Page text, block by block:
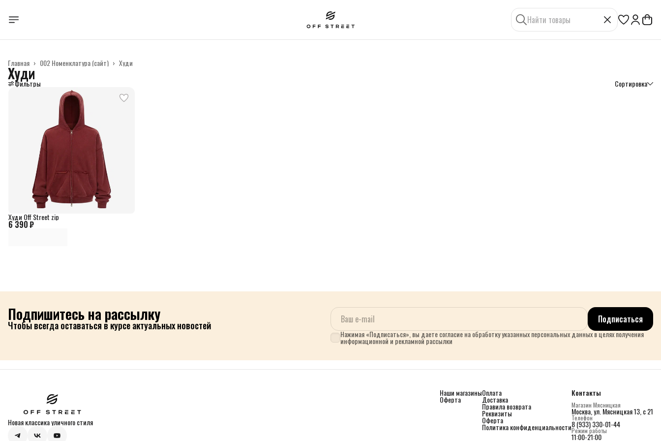
Худи
002 Номенклатура (сайт) ›
Главная ›
Худи
Фильтры Сортировка
6 390 ₽
Худи Off Street zip
Подпишитесь на рассылку
Чтобы всегда оставаться в курсе актуальных новостей Подписаться
Нажимая «Подписаться», вы даете согласие на обработку указанных персональных данных в целях получения
информационной и рекламной рассылки
Новая классика уличного стиля
Наши магазины
Оферта
Оплата
Доставка
Правила возврата
Реквизиты
Оферта
Политика конфиденциальности
Контакты
Магазин Мясницкая
Москва, ул. Мясницкая 13, с 21
Телефон
8 (933) 330-01-44
Режим работы
11:00-21:00